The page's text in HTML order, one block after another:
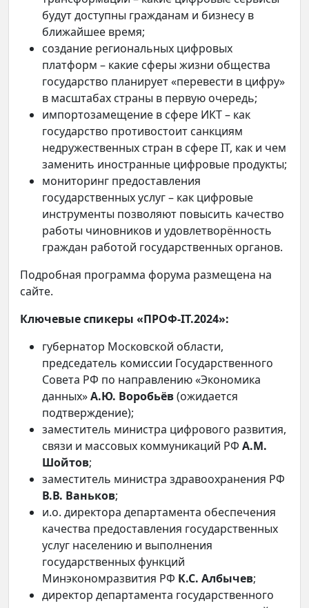
будут доступны гражданам и бизнесу в
ближайшее время;
создание региональных цифровых
платформ – какие сферы жизни общества
государство планирует «перевести в цифру»
в масштабах страны в первую очередь;
импортозамещение в сфере ИКТ – как
государство противостоит санкциям
недружественных стран в сфере IT, как и чем
заменить иностранные цифровые продукты;
мониторинг предоставления
государственных услуг – как цифровые
инструменты позволяют повысить качество
работы чиновников и удовлетворённость
граждан работой государственных органов.
Подробная программа форума размещена на
сайте.
Ключевые спикеры «ПРОФ-IT.2024»:
губернатор Московской области,
председатель комиссии Государственного
Совета РФ по направлению «Экономика
данных»А.Ю. Воробьёв(ожидается
подтверждение);
заместитель министра цифрового развития,
связи и массовых коммуникаций РФ А.М.
Шойтов;
заместитель министра здравоохранения РФ
В.В. Ваньков;
и.о. директора департамента обеспечения
качества предоставления государственных
услуг населению и выполнения
государственных функций
Минэкономразвития РФ К.С. Албычев;
директор департамента государственного